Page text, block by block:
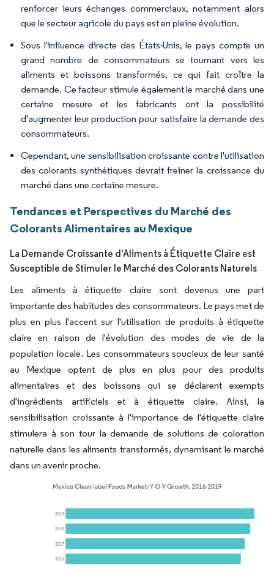
renforcer leurs échanges commerciaux, notamment alors
que le secteur agricole du pays est en pleine évolution.
Sous l'influence directe des États-Unis, le pays compte un
grand nombre de consommateurs se tournant vers les
aliments et boissons transformés, ce qui fait croître la
demande. Ce facteur stimule également le marché dans une
certaine mesure et les fabricants ont la possibilité
d'augmenter leur production pour satisfaire la demande des
consommateurs.
Cependant, une sensibilisation croissante contre l'utilisation
des colorants synthétiques devrait freiner la croissance du
marché dans une certaine mesure.
Tendances et Perspectives du Marché des
Colorants Alimentaires au Mexique
La Demande Croissante d'Aliments à Étiquette Claire est
Susceptible de Stimuler le Marché des Colorants Naturels
Les aliments à étiquette claire sont devenus une part
importante des habitudes des consommateurs. Le pays met de
plus en plus l'accent sur l'utilisation de produits à étiquette
claire en raison de l'évolution des modes de vie de la
population locale. Les consommateurs soucieux de leur santé
au Mexique optent de plus en plus pour des produits
alimentaires et des boissons qui se déclarent exempts
d'ingrédients artificiels et à étiquette claire. Ainsi, la
sensibilisation croissante à l'importance de l'étiquette claire
stimulera à son tour la demande de solutions de coloration
naturelle dans les aliments transformés, dynamisant le marché
dans un avenir proche.